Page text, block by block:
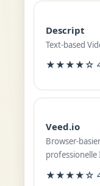
Descript
Text-based
★★★★☆
Veed.io
Browser-
professionelle
★★★★☆